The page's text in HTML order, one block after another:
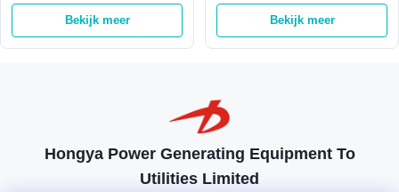
waterelektriciteit met
Koperrol
Bekijk meer
700kw Pelton Francis And
Kaplan Turbine
Bekijk meer
Hongya Power Generating Equipment To
Utilities Limited